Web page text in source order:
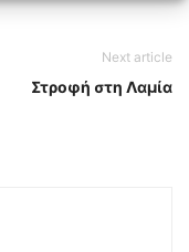
Next article
Στροφή στη Λαμία